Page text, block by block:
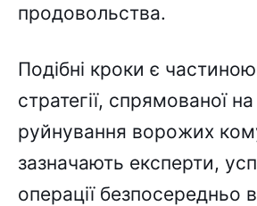
продовольства.
Подібні кроки є
стратегії, спрямованої
руйнування ворожих
зазначають експерти,
операції безпосередньо